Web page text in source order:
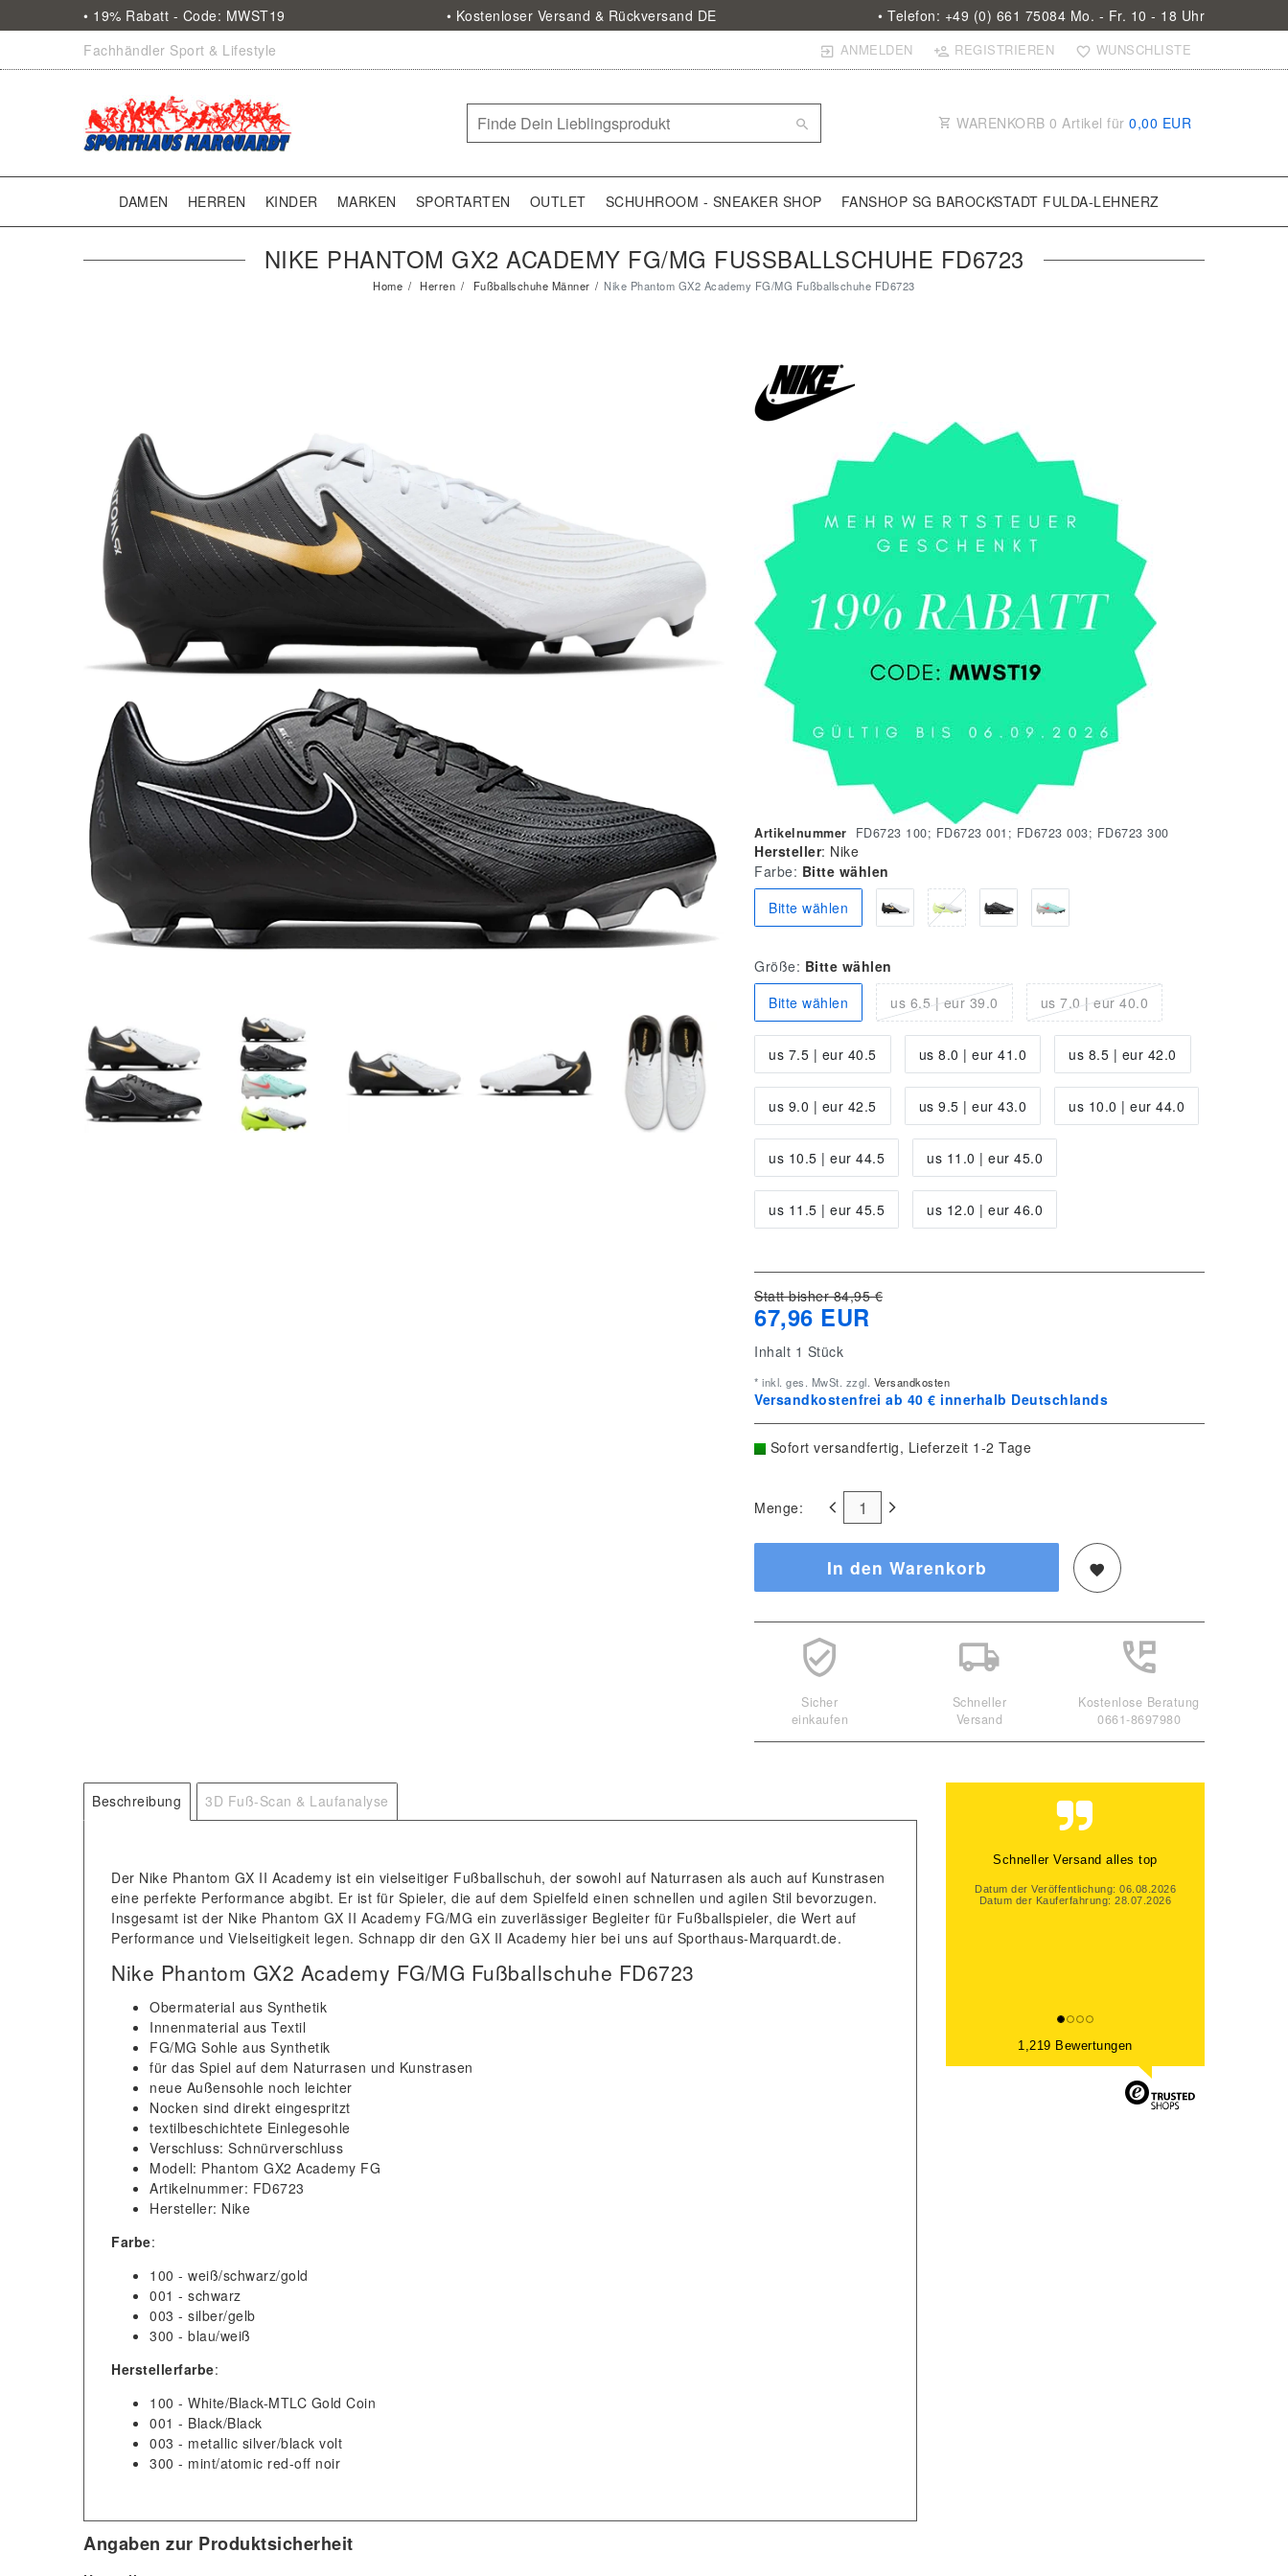
• 19% Rabatt - Code: MWST19 • Kostenloser Versand & Rückversand DE
• Telefon: +49 (0) 661 75084 Mo. - Fr. 10 - 18 Uhr
Fachhändler Sport & Lifestyle
ANMELDEN REGISTRIEREN WUNSCHLISTE
WARENKORB 0 Artikel für 0,00 EUR
DAMEN HERREN KINDER MARKEN SPORTARTEN OUTLET SCHUHROOM - SNEAKER SHOP FANSHOP SG BAROCKSTADT FULDA-LEHNERZ
NIKE PHANTOM GX2 ACADEMY FG/MG FUSSBALLSCHUHE FD6723
Home Herren Fußballschuhe Männer Nike Phantom GX2 Academy FG/MG Fußballschuhe FD6723
Artikelnummer FD6723 100; FD6723 001; FD6723 003; FD6723 300
Hersteller: Nike
Farbe: Bitte wählen
Bitte wählen
Größe: Bitte wählen
Bitte wählen
us 6.5 | eur 39.0 us 7.0 | eur 40.0
us 7.5 | eur 40.5 us 8.0 | eur 41.0 us 8.5 | eur 42.0
us 9.0 | eur 42.5 us 9.5 | eur 43.0 us 10.0 | eur 44.0
us 10.5 | eur 44.5 us 11.0 | eur 45.0
us 11.5 | eur 45.5 us 12.0 | eur 46.0
Statt bisher 84,95 €
67,96 EUR
Inhalt 1 Stück
* inkl. ges. MwSt. zzgl. Versandkosten
Versandkostenfrei ab 40 € innerhalb Deutschlands
Sofort versandfertig, Lieferzeit 1-2 Tage
Menge:
In den Warenkorb
Sicher
einkaufen
Schneller
Versand
Kostenlose Beratung
0661-8697980
Beschreibung 3D Fuß-Scan & Laufanalyse
Der Nike Phantom GX II Academy ist ein vielseitiger Fußballschuh, der sowohl auf Naturrasen als auch auf Kunstrasen
eine perfekte Performance abgibt. Er ist für Spieler, die auf dem Spielfeld einen schnellen und agilen Stil bevorzugen.
Insgesamt ist der Nike Phantom GX II Academy FG/MG ein zuverlässiger Begleiter für Fußballspieler, die Wert auf
Performance und Vielseitigkeit legen. Schnapp dir den GX II Academy hier bei uns auf Sporthaus-Marquardt.de.
Nike Phantom GX2 Academy FG/MG Fußballschuhe FD6723
Obermaterial aus Synthetik
Innenmaterial aus Textil
FG/MG Sohle aus Synthetik
für das Spiel auf dem Naturrasen und Kunstrasen
neue Außensohle noch leichter
Nocken sind direkt eingespritzt
textilbeschichtete Einlegesohle
Verschluss: Schnürverschluss
Modell: Phantom GX2 Academy FG
Artikelnummer: FD6723
Hersteller: Nike
Farbe:
100 - weiß/schwarz/gold
001 - schwarz
003 - silber/gelb
300 - blau/weiß
Herstellerfarbe:
100 - White/Black-MTLC Gold Coin
001 - Black/Black
003 - metallic silver/black volt
300 - mint/atomic red-off noir
Angaben zur Produktsicherheit
Schneller Versand alles top
Datum der Veröffentlichung: 06.08.2026
Datum der Kauferfahrung: 28.07.2026
1,219 Bewertungen